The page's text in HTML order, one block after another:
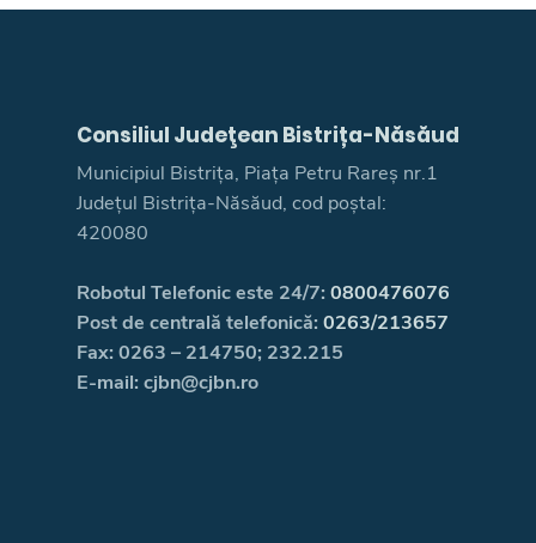
Consiliul Judeţean Bistrița-Năsăud
Municipiul Bistrița, Piața Petru Rareș nr.1
Județul Bistrița-Năsăud, cod poștal:
420080
Robotul Telefonic este 24/7: 0800476076
Post de centrală telefonică: 0263/213657
Fax: 0263 – 214750; 232.215
E-mail: cjbn@cjbn.ro